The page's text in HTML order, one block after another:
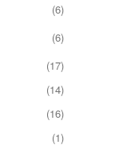
(6)
(6)
(17)
(14)
(16)
(1)